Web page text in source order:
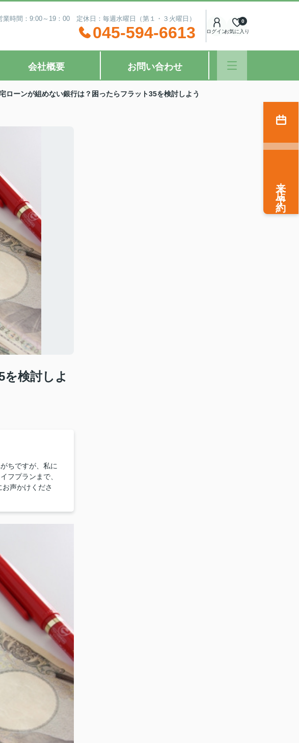
業時間：9:00～19：00 定休日：毎週水曜日（第１・３火曜日）
045-594-6613 ログインお気に入り
0
会社概要 お問い合わせ
ローンが組めない銀行は？困ったらフラット35を検討しよう
検討しよ
ちですが、私に
フプランまで、
声かけくださ
来店予約